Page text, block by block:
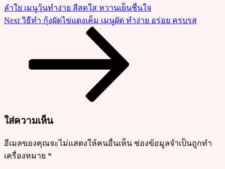
นุ่ม
ไม่
ใส่
ผงฟู
สาร
บอแรกซ์
ลำใย เมนูวุ้นทำง่าย สีสดใส หวานเย็นชื่นใจ
Next
Post
Next วิธีทำ กุ้งผัดไข่แดงเค็ม เมนูผัด ทำง่าย อร่อย ครบรส
ใส่ความเห็น
อีเมลของคุณจะไม่แสดงให้คนอื่นเห็น ช่องข้อมูลจำเป็นถูกทำ
เครื่องหมาย *